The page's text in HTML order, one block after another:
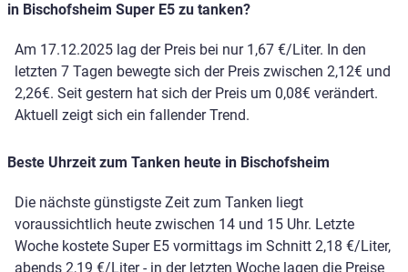
in Bischofsheim Super E5 zu tanken?
Am 17.12.2025 lag der Preis bei nur 1,67 €/Liter. In den
letzten 7 Tagen bewegte sich der Preis zwischen 2,12€ und
2,26€. Seit gestern hat sich der Preis um 0,08€ verändert.
Aktuell zeigt sich ein fallender Trend.
Beste Uhrzeit zum Tanken heute in Bischofsheim
Die nächste günstigste Zeit zum Tanken liegt
voraussichtlich heute zwischen 14 und 15 Uhr. Letzte
Woche kostete Super E5 vormittags im Schnitt 2,18 €/Liter,
abends 2,19 €/Liter - in der letzten Woche lagen die Preise